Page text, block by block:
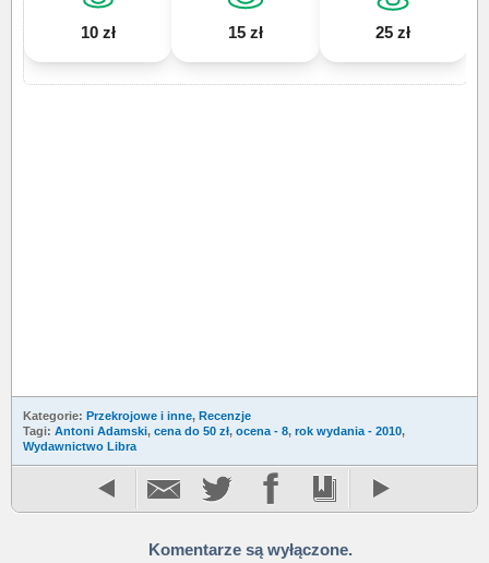
10 zł 15 zł 25 zł
Kategorie: Przekrojowe i inne, Recenzje
Tagi: Antoni Adamski, cena do 50 zł, ocena - 8, rok wydania - 2010,
Wydawnictwo Libra
Komentarze są wyłączone.